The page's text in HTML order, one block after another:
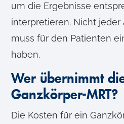
um die Ergebnisse
interpretieren. Nicht jeder
muss für den Patienten
haben.
Wer übernimmt
Ganzkörper-MRT?
Die Kosten für ein